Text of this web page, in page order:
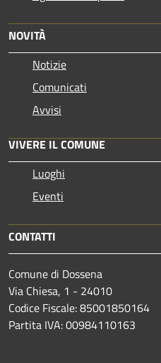
NOVITÀ
Notizie
Comunicati
Avvisi
VIVERE IL COMUNE
Luoghi
Eventi
CONTATTI
Comune di Dossena
Via Chiesa, 1 - 24010
Codice Fiscale: 85001850164
Partita IVA: 00984110163